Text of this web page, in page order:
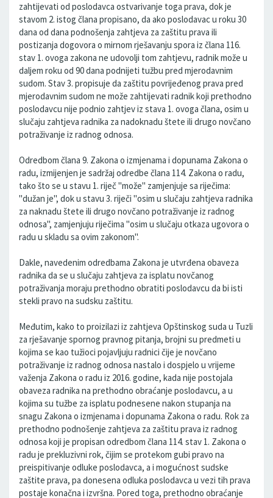
zahtijevati od poslodavca ostvarivanje toga prava, dok je
stavom 2. istog člana propisano, da ako poslodavac u roku 30
dana od dana podnošenja zahtjeva za zaštitu prava ili
postizanja dogovora o mirnom rješavanju spora iz člana 116.
stav 1. ovoga zakona ne udovolji tom zahtjevu, radnik može u
daljem roku od 90 dana podnijeti tužbu pred mjerodavnim
sudom. Stav 3. propisuje da zaštitu povrijeđenog prava pred
mjerodavnim sudom ne može zahtijevati radnik koji prethodno
poslodavcu nije podnio zahtjev iz stava 1. ovoga člana, osim u
slučaju zahtjeva radnika za nadoknadu štete ili drugo novčano
potraživanje iz radnog odnosa.
Odredbom člana 9. Zakona o izmjenama i dopunama Zakona o
radu, izmijenjen je sadržaj odredbe člana 114. Zakona o radu,
tako što se u stavu 1. riječ "može" zamjenjuje sa riječima:
"dužan je", dok u stavu 3. riječi "osim u slučaju zahtjeva radnika
za naknadu štete ili drugo novčano potraživanje iz radnog
odnosa", zamjenjuju riječima "osim u slučaju otkaza ugovora o
radu u skladu sa ovim zakonom".
Dakle, navedenim odredbama Zakona je utvrđena obaveza
radnika da se u slučaju zahtjeva za isplatu novčanog
potraživanja moraju prethodno obratiti poslodavcu da bi isti
stekli pravo na sudsku zaštitu.
Međutim, kako to proizilazi iz zahtjeva Opštinskog suda u Tuzli
za rješavanje spornog pravnog pitanja, brojni su predmeti u
kojima se kao tužioci pojavljuju radnici čije je novčano
potraživanje iz radnog odnosa nastalo i dospjelo u vrijeme
važenja Zakona o radu iz 2016. godine, kada nije postojala
obaveza radnika na prethodno obraćanje poslodavcu, a u
kojima su tužbe za isplatu podnesene nakon stupanja na
snagu Zakona o izmjenama i dopunama Zakona o radu. Rok za
prethodno podnošenje zahtjeva za zaštitu prava iz radnog
odnosa koji je propisan odredbom člana 114. stav 1. Zakona o
radu je prekluzivni rok, čijim se protekom gubi pravo na
preispitivanje odluke poslodavca, a i mogućnost sudske
zaštite prava, pa donesena odluka poslodavca u vezi tih prava
postaje konačna i izvršna. Pored toga, prethodno obraćanje